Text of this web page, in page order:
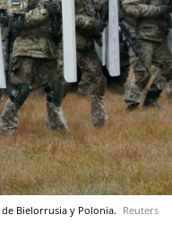
Bielorrusia y Polonia. Reuters